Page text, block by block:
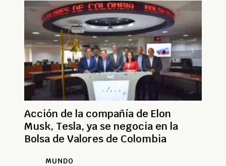
Acción de la compañía de Elon
Musk, Tesla, ya se negocia en la
Bolsa de Valores de Colombia
MUNDO